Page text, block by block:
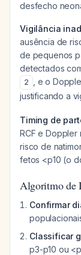
desfecho
Vigilância
ausência de
de pequenos
detectados
2
, e o
justificando a
Timing de
RCF e Doppler
risco de
fetos <p10 (o
Algoritmo de
Confirmar
Classificar
p3-p10 ou